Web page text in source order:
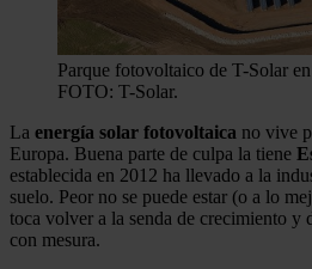
Parque fotovoltaico de T-Solar
FOTO: T-Solar.
La energía solar fotovoltaica no vive
Europa. Buena parte de culpa la tiene
establecida en 2012 ha llevado a la
suelo. Peor no se puede estar (o a lo
toca volver a la senda de crecimiento y
con mesura.